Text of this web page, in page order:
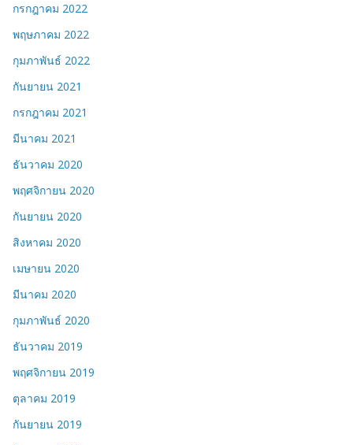
กรกฎาคม 2022
พฤษภาคม 2022
กุมภาพันธ์ 2022
กันยายน 2021
กรกฎาคม 2021
มีนาคม 2021
ธันวาคม 2020
พฤศจิกายน 2020
กันยายน 2020
สิงหาคม 2020
เมษายน 2020
มีนาคม 2020
กุมภาพันธ์ 2020
ธันวาคม 2019
พฤศจิกายน 2019
ตุลาคม 2019
กันยายน 2019